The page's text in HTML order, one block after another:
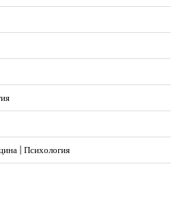
| Психология